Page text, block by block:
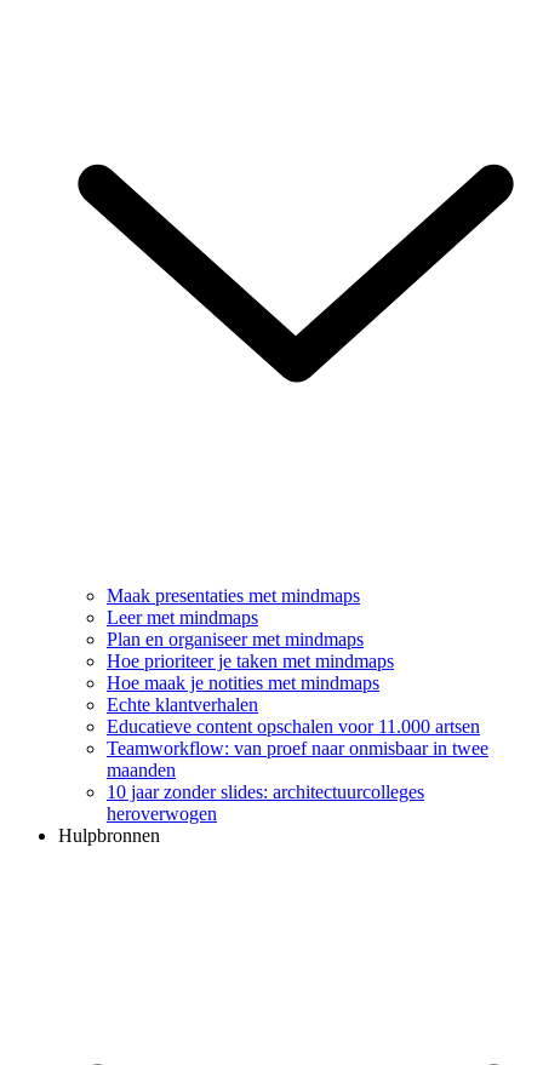
Maak presentaties met mindmaps
Leer met mindmaps
Plan en organiseer met mindmaps
Hoe prioriteer je taken met mindmaps
Hoe maak je notities met mindmaps
Echte klantverhalen
Educatieve content opschalen voor 11.000 artsen
Teamworkflow: van proef naar onmisbaar in twee
maanden
10 jaar zonder slides: architectuurcolleges
heroverwogen
Hulpbronnen